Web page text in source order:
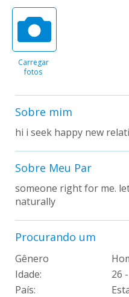
Carregar
fotos
Sobre mim
hi i seek happy new
Sobre Meu Par
someone right for me.
naturally
Procurando um
Gênero
Idade:
26
País: